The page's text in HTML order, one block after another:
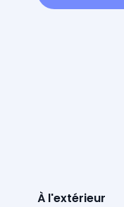
À l'extérieur